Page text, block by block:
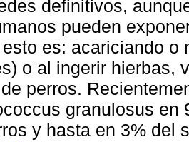
definitivos,
pueden
esto es: acariciando
o al ingerir hierbas,
perros.
granulosus en
y hasta en 3% del